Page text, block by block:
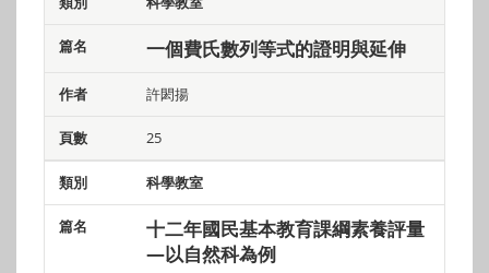
一個費氏數列等式的證明與延伸
許閎揚
25
科學教室
十二年國民基本教育課綱素養評量
—以自然科為例